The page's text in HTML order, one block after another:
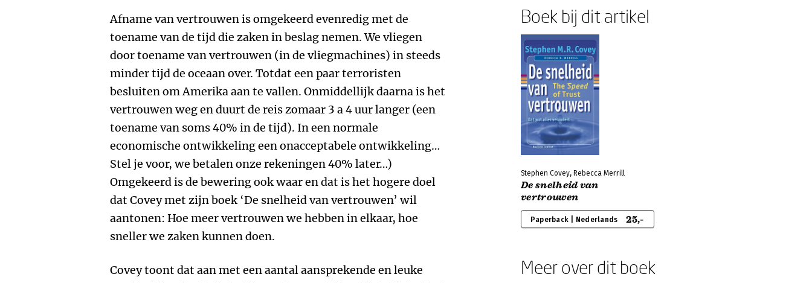
Afname van vertrouwen is omgekeerd evenredig met de
toename van de tijd die zaken in beslag nemen. We vliegen
door toename van vertrouwen (in de vliegmachines) in steeds
minder tijd de oceaan over. Totdat een paar terroristen
besluiten om Amerika aan te vallen. Onmiddellijk daarna is het
vertrouwen weg en duurt de reis zomaar 3 a 4 uur langer (een
toename van soms 40% in de tijd). In een normale
economische ontwikkeling een onacceptabele ontwikkeling…
Stel je voor, we betalen onze rekeningen 40% later…)
Omgekeerd is de bewering ook waar en dat is het hogere doel
dat Covey met zijn boek ‘De snelheid van vertrouwen’ wil
aantonen: Hoe meer vertrouwen we hebben in elkaar, hoe
sneller we zaken kunnen doen.
Covey toont dat aan met een aantal aansprekende en leuke
Boek bij dit artikel
Stephen Covey, Rebecca Merrill
De snelheid van
vertrouwen
Paperback | Nederlands 25,-
Meer over dit boek